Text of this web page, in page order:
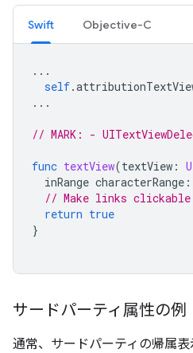
Swift Objective-C
...
self.
...
// MARK: -
func textView(textView :
inRange characterRange :
// Make links
return true
}
サードパーティ属性の例
通常、サードパーティの帰属